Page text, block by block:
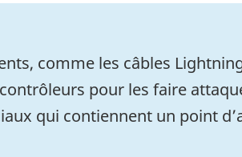
comme les câbles
pour les faire
qui contiennent un point